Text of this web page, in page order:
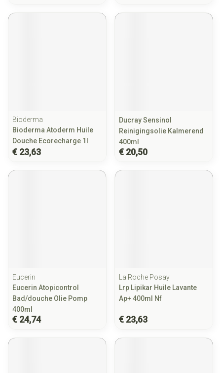
Bioderma
Bioderma Atoderm Huile
Douche Ecorecharge 1l
€ 23,63
Ducray Sensinol
Reinigingsolie Kalmerend
400ml
€ 20,50
Eucerin
Eucerin Atopicontrol
Bad/douche Olie Pomp
400ml
€ 24,74
La Roche Posay
Lrp Lipikar Huile Lavante
Ap+ 400ml Nf
€ 23,63